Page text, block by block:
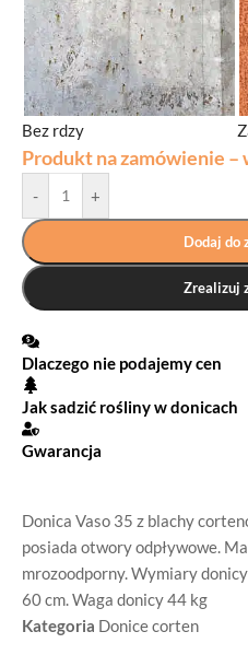
Donica Vaso 35 z blachy
posiada otwory odpływowe.
mrozoodporny. Wymiary
60 cm. Waga donicy 44 kg
Kategoria Donice corten
Bez rdzy
Produkt na zamówienie
- +
Dodaj do
Zrealizuj
Dlaczego nie podajemy cen
Jak sadzić rośliny w donicach
Gwarancja